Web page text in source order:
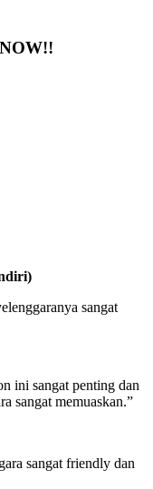
sangat
ini sangat penting dan
sangat memuaskan.”
sangat friendly dan